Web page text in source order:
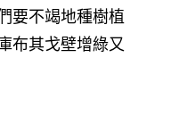
要不竭地種樹植
布其戈壁增綠又